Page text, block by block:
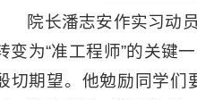
院长潘志安作实习动
变为“准工程师”的关键
切期望。他勉励同学们